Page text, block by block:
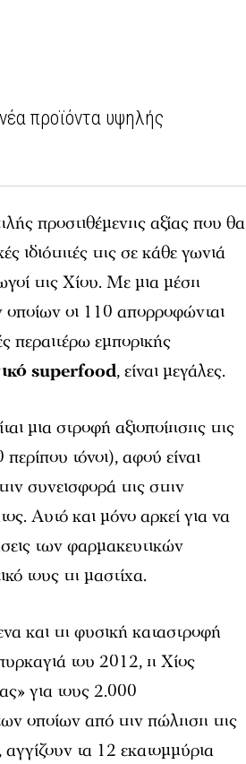
προϊόντα υψηλής
προστιθέμενης αξίας που θα
ιδιότητές της σε κάθε γωνιά
της Χίου. Με μια μέση
οι 110 απορροφώνται
περαιτέρω εμπορικής
superfood, είναι μεγάλες.
μια στροφή αξιοποίησης της
τόνοι), αφού είναι
συνεισφορά της στην
Αυτό και μόνο αρκεί για να
των φαρμακευτικών
τους τη μαστίχα.
και τη φυσική καταστροφή
του 2012, η Χίος
για τους 2.000
οποίων από την πώληση της
τα 12 εκατομμύρια